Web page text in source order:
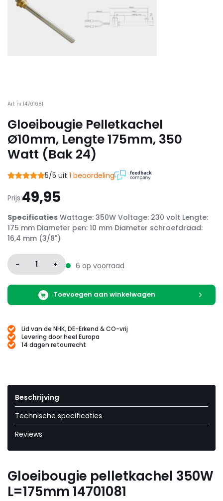
Art nr:14701081
Gloeibougie Pelletkachel
Ø10mm, Lengte 175mm, 350
Watt (Bak 24)
5/5 uit 1 beoordeling
Prijs:49,95
Specificaties Wattage: 350W Voltage: 230 volt Lengte:
175 mm Diameter pen: 10 mm Diameter schroefdraad:
16,4 mm (3/8")
- 1 + 6 op voorraad
Toevoegen aan winkelwagen
Lid van de NHK, DE-Erkend & CO-vrij
Levering door heel Europa
14 dagen retourrecht
Beschrijving
Technische specificaties
Reviews
Gloeibougie pelletkachel 350W
L=175mm 14701081